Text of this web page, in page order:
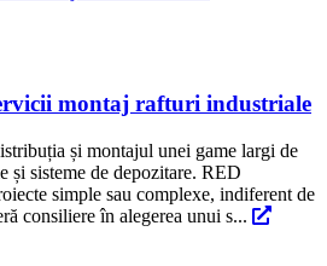
montaj rafturi industriale
și montajul unei game largi de
și sisteme de depozitare. RED
simple sau complexe, indiferent de
consiliere în alegerea unui s...